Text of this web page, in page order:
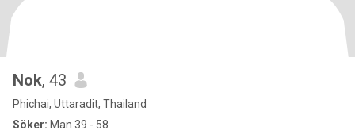
Nok, 43
Phichai, Uttaradit, Thailand
Söker: Man 39 - 58